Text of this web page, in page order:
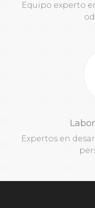
Equipo experto
Expertos en